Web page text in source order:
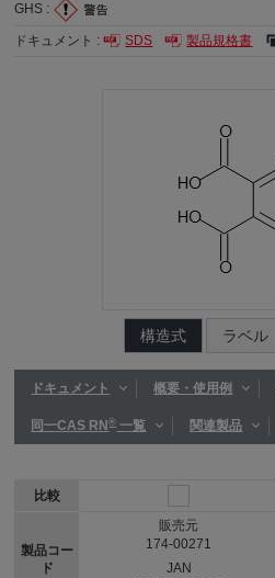
GHS :
ドキュメント : SDS 製品規格書
構造式 ラベル
ドキュメント 概要・使用例
同一CAS RN®一覧 関連製品
比較
製品コー
ド
販売元
174-00271
JAN